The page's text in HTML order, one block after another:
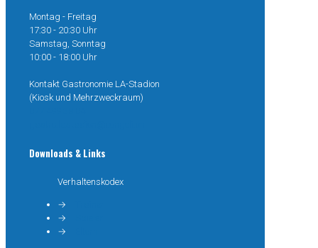
Montag - Freitag
17:30 - 20:30 Uhr
Samstag, Sonntag
10:00 - 18:00 Uhr
Kontakt Gastronomie LA-Stadion
(Kiosk und Mehrzweckraum)
Downloads & Links
Verhaltenskodex
→
→
→